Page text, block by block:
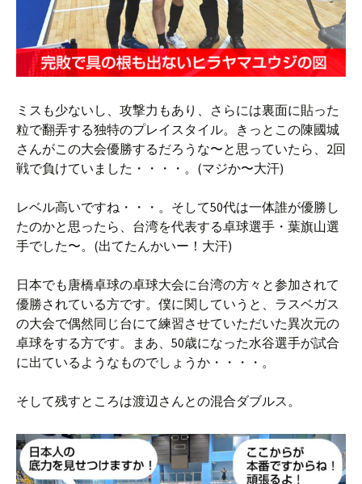
ミスも少ないし、攻撃力もあり、さらには裏面に貼った
粒で翻弄する独特のプレイスタイル。きっとこの陳國城
さんがこの大会優勝するだろうな〜と思っていたら、2回
戦で負けていました・・・・。(マジか〜大汗)
レベル高いですね・・・。そして50代は一体誰が優勝し
たのかと思ったら、台湾を代表する卓球選手・葉旗山選
手でした〜。(出てたんかいー！大汗)
日本でも唐橋卓球の卓球大会に台湾の方々と参加されて
優勝されている方です。僕に関していうと、ラスベガス
の大会で偶然同じ台にて練習させていただいた異次元の
卓球をする方です。まあ、50歳になった水谷選手が試合
に出ているようなものでしょうか・・・・。
そして残すところは渡辺さんとの混合ダブルス。